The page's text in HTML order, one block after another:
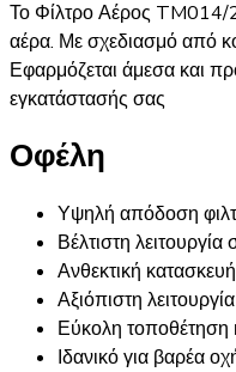
Το Φίλτρο Αέρος TM014/2
αέρα. Με σχεδιασμό από
Εφαρμόζεται άμεσα και
εγκατάστασής σας​
Οφέλη
Υψηλή απόδοση
Βέλτιστη
Ανθεκτική
Αξιόπιστη
Εύκολη τοποθέτηση
Ιδανικό για βαρέα